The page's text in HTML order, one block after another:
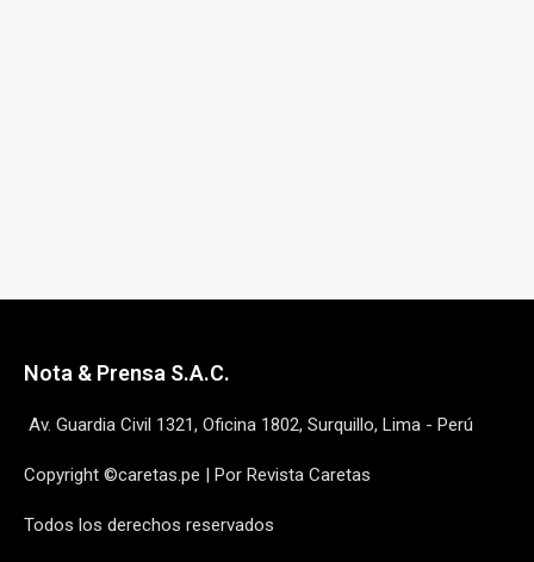
Nota & Prensa S.A.C.
Av. Guardia Civil 1321, Oficina 1802, Surquillo, Lima - Perú
Copyright ©caretas.pe | Por Revista Caretas
Todos los derechos reservados